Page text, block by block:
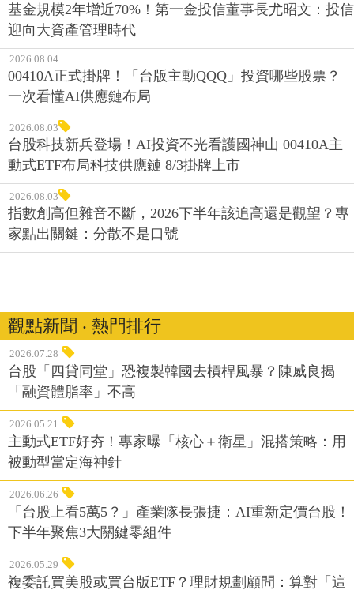
基金規模2年增近70%！第一金投信董事長尤昭文：投信
迎向大資產管理時代
2026.08.04
00410A正式掛牌！「台版主動QQQ」投資哪些股票？
一次看懂AI供應鏈布局
2026.08.03
台股科技新兵登場！AI投資不光看護國神山 00410A主
動式ETF布局科技供應鏈 8/3掛牌上市
2026.08.03
指數創高但雜音不斷，2026下半年該追高還是觀望？專
家點出關鍵：分散不是口號
觀點新聞 ‧ 熱門排行
2026.07.28
台股「四貸同堂」恐複製韓國去槓桿風暴？陳威良揭
「融資體脂率」不高
2026.05.21
主動式ETF好夯！專家曝「核心＋衛星」混搭策略：用
被動型當定海神針
2026.06.26
「台股上看5萬5？」產業隊長張捷：AI重新定價台股！
下半年聚焦3大關鍵零組件
2026.05.29
複委託買美股或買台版ETF？理財規劃顧問：算對「這